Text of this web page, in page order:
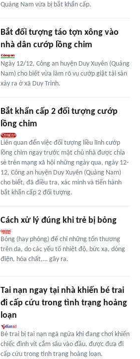
Quảng Nam vừa bị bắt khẩn cấp.
Bắt đối tượng táo tợn xông vào
nhà dân cướp lồng chim
Ngày 12/12, Công an huyện Duy Xuyên (Quảng
Nam) cho biết vừa làm rõ vụ cướp giật tài sản
xảy ra ở xã Duy Trinh.
Bắt khẩn cấp 2 đối tượng cướp
lồng chim
Liên quan đến việc đối tượng liều lĩnh cướp
lồng chim ngay trước mặt chủ nhà được chia
sẻ trên mạng xã hội những ngày qua, ngày 12-
12, Công an huyện Duy Xuyên (Quảng Nam)
cho biết, đã điều tra, xác minh và tiến hành
bắt khẩn cấp 2 đối tượng.
Cách xử lý đúng khi trẻ bị bỏng
Bỏng (hay phỏng) để chỉ những tổn thương
trên da, do các yếu tố nhiệt độ, bức xạ, dòng
điện, hóa chất,… gây ra.
Tai nạn ngay tại nhà khiến bé trai
đi cấp cứu trong tình trạng hoảng
loạn
Bé trai bị tai nạn ngã ngửa khi đang chơi khiến
chiếc đinh vít cắm sâu vào đầu, được đưa đi
cấp cứu trong tình trạng hoảng loạn.